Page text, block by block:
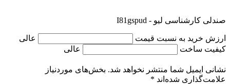
صندلی کارشناسی لیو - I81gspud
ارزش خرید به نسبت قیمت
عالی
کیفیت ساخت
عالی
نشانی ایمیل شما منتشر نخواهد شد. بخش‌های موردنیاز
علامت‌گذاری شده‌اند *